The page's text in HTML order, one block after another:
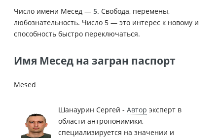
Число имени Месед — 5. Свобода, перемены,
любознательность. Число 5 — это интерес к новому и
способность быстро переключаться.
Имя Месед на загран паспорт
Mesed
Шанаурин Сергей - Автор эксперт в
области антропонимики,
специализируется на значении и